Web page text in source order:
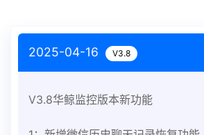
2025-04-16 V3.8
V3.8华鲸监控版本新功能